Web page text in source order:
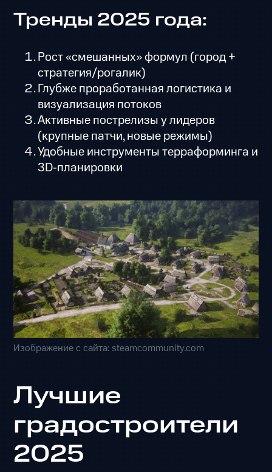
Тренды 2025 года:
Рост «смешанных» формул (город +
стратегия/рогалик)
Глубже проработанная логистика и
визуализация потоков
Активные пострелизы у лидеров
(крупные патчи, новые режимы)
Удобные инструменты терраформинга и
3D‑планировки
Изображение с сайта: steamcommunity.com
Лучшие
градостроители
2025